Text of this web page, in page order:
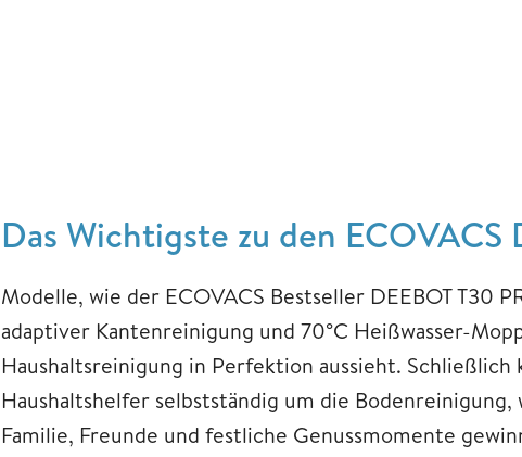
Das Wichtigste zu den ECOVACS
Modelle, wie der ECOVACS Bestseller DEEBOT T30
adaptiver Kantenreinigung und 70°C Heißwasser-
Haushaltsreinigung in Perfektion aussieht. Schließlich
Haushaltshelfer selbstständig um die
Familie, Freunde und festliche Genussmomente